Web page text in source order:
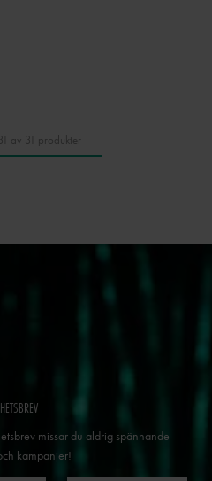
av 31 produkter
missar du aldrig spännande
kampanjer!